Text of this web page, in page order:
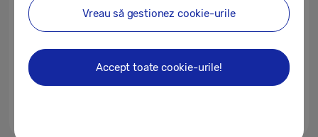
24/04/2023
Samsung colaborează cu
Natural Cycles pentru a
Vreau să gestionez cookie-urile
Accept toate cookie-urile!